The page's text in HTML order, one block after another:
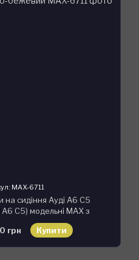
MAX-6711
на сидіння Ауді А6 С5
C5) модельні MAX з
Чорно-бежевий
грн
Купити